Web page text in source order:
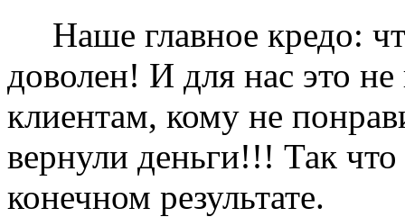
Наше главное кредо:
доволен! И для нас это
клиентам, кому не
вернули деньги!!! Так
конечном результате.